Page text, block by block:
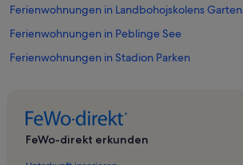
Ferienwohnungen in Landbohojskolens Garten
Ferienwohnungen in Peblinge See
Ferienwohnungen in Stadion Parken
Ferienwohnungen in Niels Bohr Archiv
FeWo-direkt erkunden